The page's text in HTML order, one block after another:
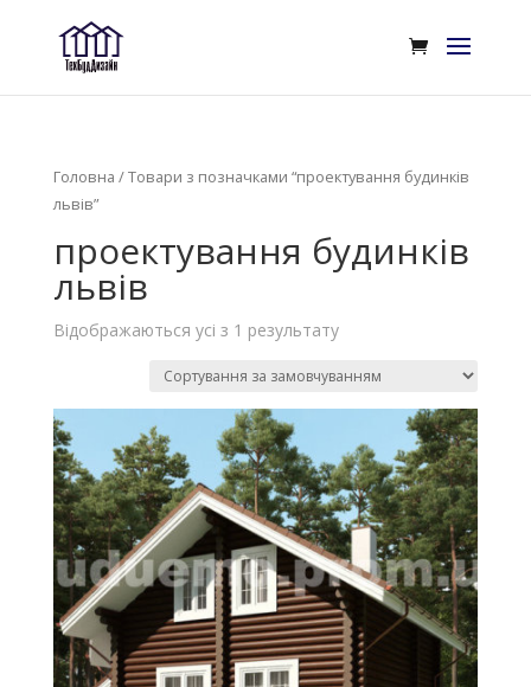
Головна / Товари з позначками “проектування будинків
львів”
проектування будинків
львів
Відображаються усі з 1 результату